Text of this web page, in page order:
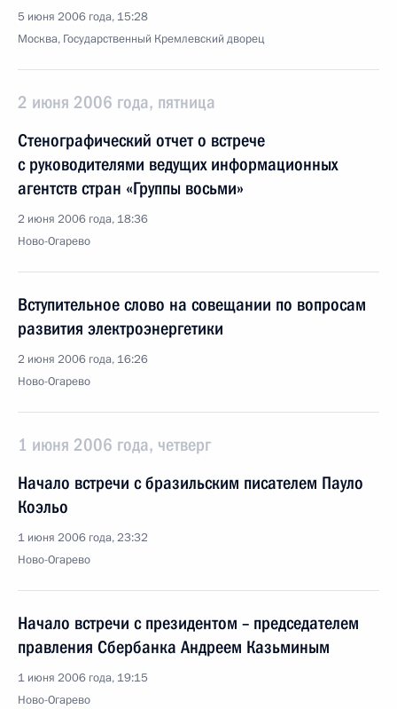
5 июня 2006 года, 15:28
Москва, Государственный Кремлевский дворец
2 июня 2006 года, пятница
Стенографический отчет о встрече
с руководителями ведущих информационных
агентств стран «Группы восьми»
2 июня 2006 года, 18:36
Ново-Огарево
Вступительное слово на совещании по вопросам
развития электроэнергетики
2 июня 2006 года, 16:26
Ново-Огарево
1 июня 2006 года, четверг
Начало встречи с бразильским писателем Пауло
Коэльо
1 июня 2006 года, 23:32
Ново-Огарево
Начало встречи с президентом – председателем
правления Сбербанка Андреем Казьминым
1 июня 2006 года, 19:15
Ново-Огарево